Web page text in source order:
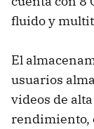
fluido y
El
usuarios
videos de
rendimiento,